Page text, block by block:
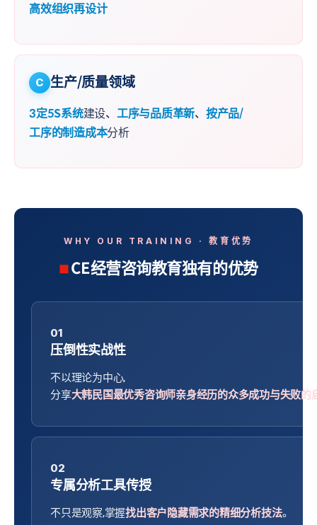
高效组织再设计
C 生产/质量领域
3定5S系统建设、 工序与品质革新、 按产品/
工序的制造成本分析
WHY OUR TRAINING · 教育优势
CE经营咨询教育独有的优势
01
压倒性实战性
不以理论为中心,
分享大韩民国最优秀咨询师亲身经历的众多成功与失败的
02
专属分析工具传授
不只是观察,掌握找出客户隐藏需求的精细分析技法。